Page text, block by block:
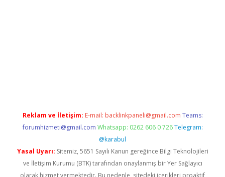
Reklam ve İletişim: E-mail: backlinkpaneli@gmail.com Teams:
forumhizmeti@gmail.com Whatsapp: 0262 606 0 726 Telegram:
@karabul
Yasal Uyarı: Sitemiz, 5651 Sayılı Kanun gereğince Bilgi Teknolojileri
ve İletişim Kurumu (BTK) tarafından onaylanmış bir Yer Sağlayıcı
olarak hizmet vermektedir. Bu nedenle, sitedeki içerikleri proaktif